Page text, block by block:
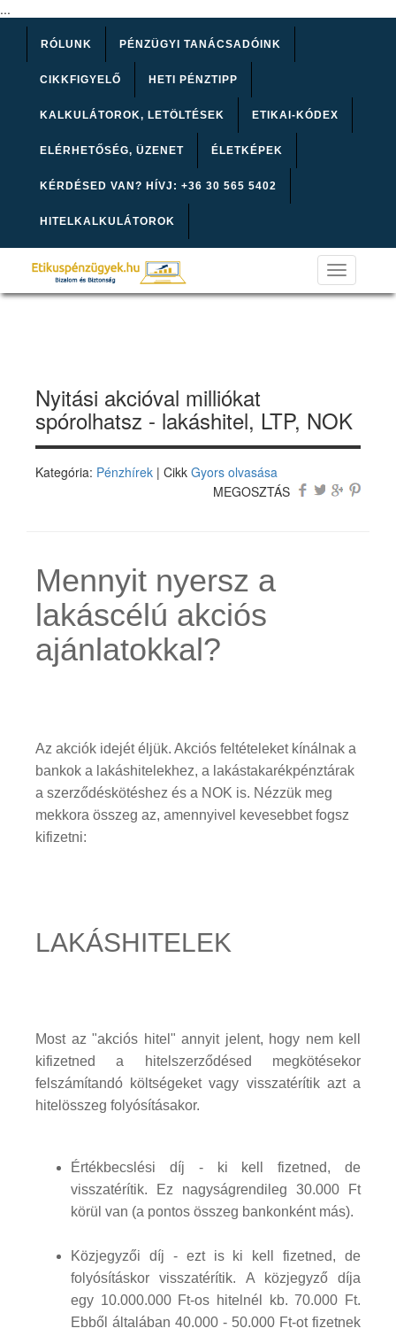
...
RÓLUNK PÉNZÜGYI TANÁCSADÓINK
CIKKFIGYELŐ HETI PÉNZTIPP
KALKULÁTOROK, LETÖLTÉSEK ETIKAI-KÓDEX
ELÉRHETŐSÉG, ÜZENET ÉLETKÉPEK
KÉRDÉSED VAN? HÍVJ: +36 30 565 5402
HITELKALKULÁTOROK
Toggle
navigation
Nyitási akcióval milliókat
spórolhatsz - lakáshitel, LTP, NOK
Kategória: Pénzhírek | Cikk Gyors olvasása
MEGOSZTÁS
Mennyit nyersz a
lakáscélú akciós
ajánlatokkal?
Az akciók idejét éljük. Akciós feltételeket kínálnak a
bankok a lakáshitelekhez, a lakástakarékpénztárak
a szerződéskötéshez és a NOK is. Nézzük meg
mekkora összeg az, amennyivel kevesebbet fogsz
kifizetni:
LAKÁSHITELEK
Most az "akciós hitel" annyit jelent, hogy nem kell
kifizetned a hitelszerződésed megkötésekor
felszámítandó költségeket vagy visszatérítik azt a
hitelösszeg folyósításakor.
Értékbecslési díj - ki kell fizetned, de
visszatérítik. Ez nagyságrendileg 30.000 Ft
körül van (a pontos összeg bankonként más).
Közjegyzői díj - ezt is ki kell fizetned, de
folyósításkor visszatérítik. A közjegyző díja
egy 10.000.000 Ft-os hitelnél kb. 70.000 Ft.
Ebből általában 40.000 - 50.000 Ft-ot fizetnek